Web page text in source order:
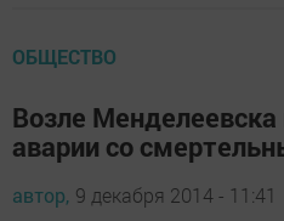
ОБЩЕСТВО
Возле
аварии со
автор, 9 декабря 2014 - 11:41